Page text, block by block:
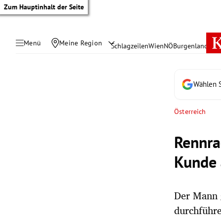
Zum Hauptinhalt der Seite
Menü Meine Region SchlagzeilenWienNÖBurgenland
Wählen
Österreich
Kunde
Der